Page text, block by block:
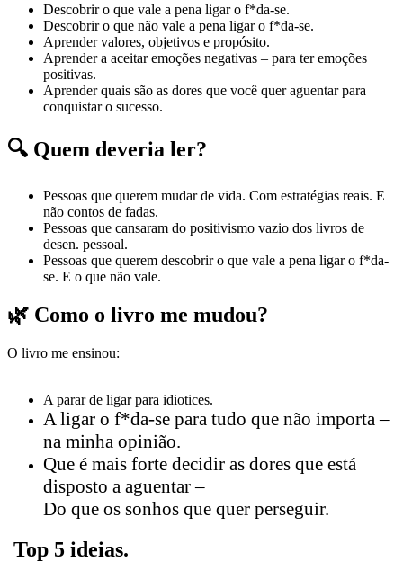
Descobrir o que vale a pena ligar o f*da-se.
Descobrir o que não vale a pena ligar o f*da-se.
Aprender valores, objetivos e propósito.
Aprender a aceitar emoções negativas – para ter emoções
positivas.
Aprender quais são as dores que você quer aguentar para
conquistar o sucesso.
🔍 Quem deveria ler?
Pessoas que querem mudar de vida. Com estratégias reais. E
não contos de fadas.
Pessoas que cansaram do positivismo vazio dos livros de
desen. pessoal.
Pessoas que querem descobrir o que vale a pena ligar o f*da-
se. E o que não vale.
🌿 Como o livro me mudou?
O livro me ensinou:
A parar de ligar para idiotices.
A ligar o f*da-se para tudo que não importa –
na minha opinião.
Que é mais forte decidir as dores que está
disposto a aguentar –
Do que os sonhos que quer perseguir.
Top 5 ideias.